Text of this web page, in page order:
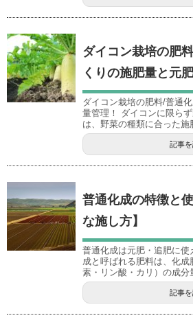
ダイコン栽培の肥
くりの施肥量と元
ダイコン栽培の肥料/普通
量管理！ ダイコンに限ら
は、野菜の種類に合った
記事
普通化成の特徴と
な施し方】
普通化成は元肥・追肥に
成と呼ばれる肥料は、化
素・リン酸・カリ）の成分
記事